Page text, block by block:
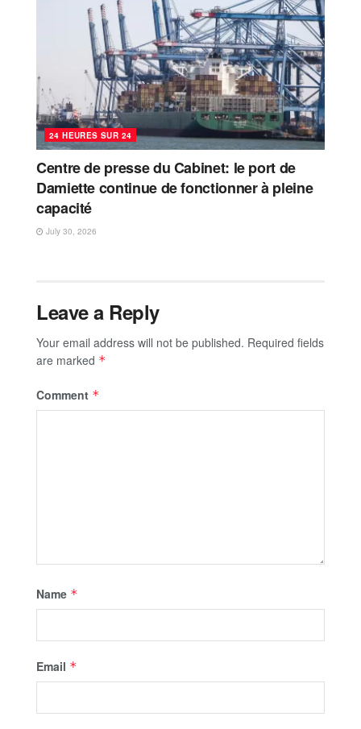
24 HEURES SUR 24
Centre de presse du Cabinet: le port de
Damiette continue de fonctionner à pleine
capacité
July 30, 2026
Leave a Reply
Your email address will not be published. Required fields
are marked *
Comment *
Name *
Email *